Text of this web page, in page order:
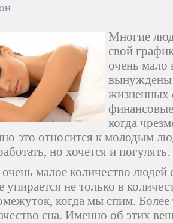
Многие
свой
очень мало
вынуждены
жизненных
когда
это относится к молодым
но хочется и погулять.
малое количество людей
упирается не только в
когда мы спим. Более
сна. Именно об этих